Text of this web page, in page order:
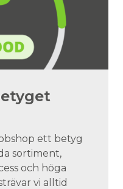
ett betyg
sortiment,
och höga
vi alltid